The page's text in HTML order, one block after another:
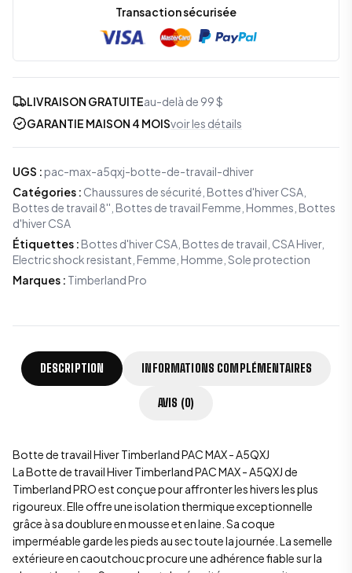
Transaction sécurisée
LIVRAISON GRATUITEau-delà de 99 $
GARANTIE MAISON 4 MOISvoir les détails
UGS : pac-max-a5qxj-botte-de-travail-dhiver
Catégories : Chaussures de sécurité Bottes d'hiver CSA
Bottes de travail 8'' Bottes de travail Femme Hommes Bottes
d'hiver CSA
Étiquettes : Bottes d'hiver CSA, Bottes de travail, CSA Hiver,
Electric shock resistant, Femme, Homme, Sole protection
Marques : Timberland Pro
DESCRIPTION INFORMATIONS COMPLÉMENTAIRES
AVIS (0)
Botte de travail Hiver Timberland PAC MAX - A5QXJ
La Botte de travail Hiver Timberland PAC MAX - A5QXJ de
Timberland PROest conçue pour affronter les hivers les plus
rigoureux. Elle offre une isolation thermique exceptionnelle
grâce à sa doublure en mousse et en laine. Sa coque
imperméable garde les pieds au sec toute la journée. La semelle
extérieure en caoutchouc procure une adhérence fiable sur la